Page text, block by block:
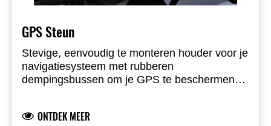
GPS Steun
Stevige, eenvoudig te monteren houder voor je
navigatiesysteem met rubberen
dempingsbussen om je GPS te beschermen
verstelbaar voor een optimale kijkhoek en past
ONTDEK MEER